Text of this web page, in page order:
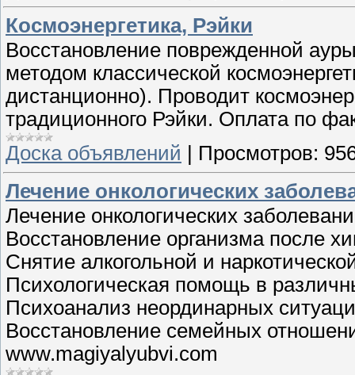
Космоэнергетика, Рэйки
Восстановление поврежденной
методом классической
дистанционно). Проводит
традиционного Рэйки. Оплата по
Доска объявлений
Просмотров:
Лечение онкологических
Лечение онкологических
Восстановление организма после
Снятие алкогольной и
Психологическая помощь в
Психоанализ неординарных
Восстановление семейных
www.magiyalyubvi.com